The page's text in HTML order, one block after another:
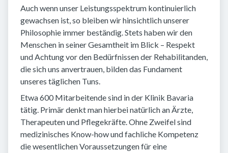
Auch wenn unser Leistungsspektrum kontinuierlich
gewachsen ist, so bleiben wir hinsichtlich unserer
Philosophie immer beständig. Stets haben wir den
Menschen in seiner Gesamtheit im Blick – Respekt
und Achtung vor den Bedürfnissen der Rehabilitanden,
die sich uns anvertrauen, bilden das Fundament
unseres täglichen Tuns.
Etwa 600 Mitarbeitende sind in der Klinik Bavaria
tätig. Primär denkt man hierbei natürlich an Ärzte,
Therapeuten und Pflegekräfte. Ohne Zweifel sind
medizinisches Know-how und fachliche Kompetenz
die wesentlichen Voraussetzungen für eine